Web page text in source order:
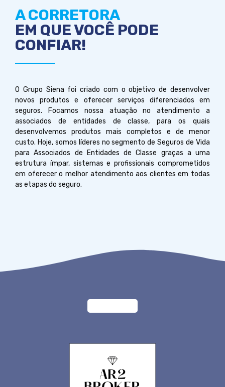
A CORRETORA
EM QUE VOCÊ PODE
CONFIAR!
O Grupo Siena foi criado com o objetivo de desenvolver
novos produtos e oferecer serviços diferenciados em
seguros.
Focamos nossa atuação no atendimento a
associados de entidades de classe, para os quais
desenvolvemos produtos mais completos e de menor
custo. Hoje, somos líderes no segmento de Seguros de Vida
para Associados de Entidades de Classe graças a uma
estrutura ímpar, sistemas e profissionais comprometidos
em oferecer o melhor atendimento aos clientes em todas
as etapas do seguro.